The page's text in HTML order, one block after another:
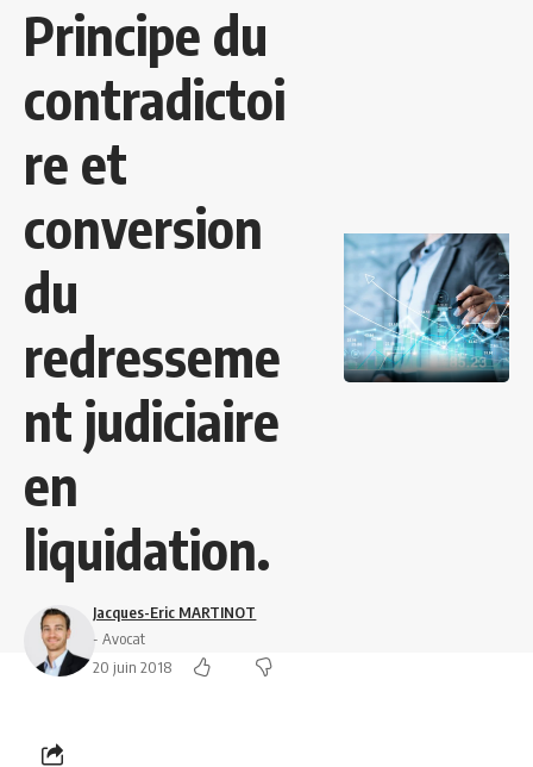
Principe du
contradictoi
re et
conversion
du
redresseme
nt judiciaire
en
liquidation.
Jacques-Eric MARTINOT
- Avocat
20 juin 2018